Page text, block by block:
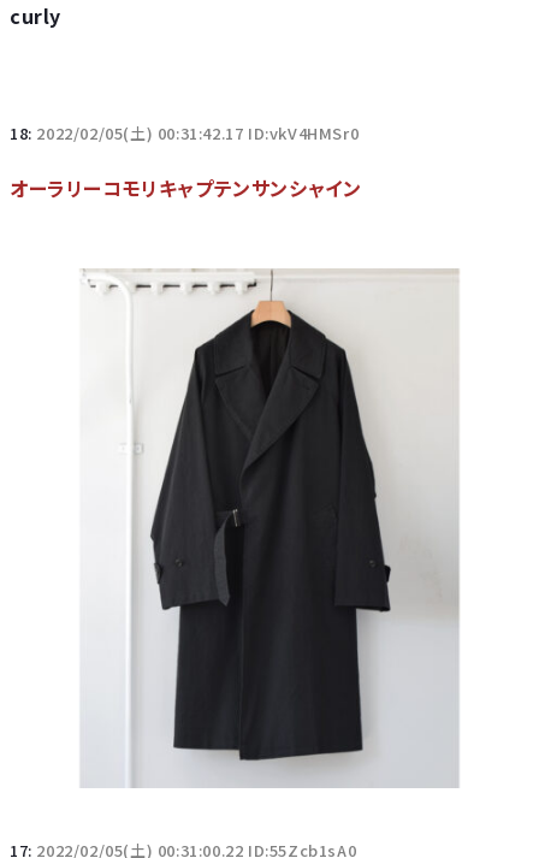
curly
18: 2022/02/05(土) 00:31:42.17 ID:vkV4HMSr0
オーラリーコモリキャプテンサンシャイン
17: 2022/02/05(土) 00:31:00.22 ID:55Zcb1sA0